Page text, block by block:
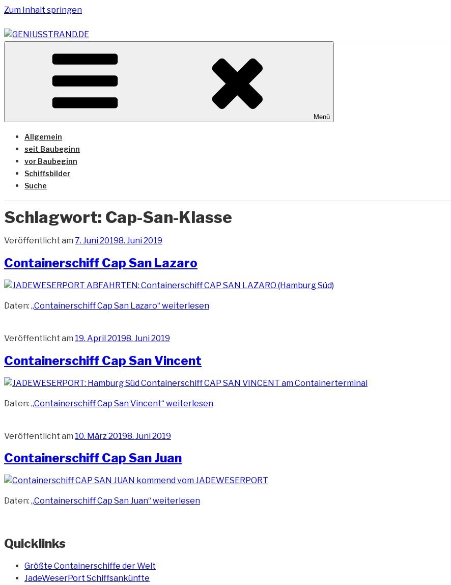
Zum Inhalt springen
GENIUSSTRAND.DE
Vom Geniusstrand zum JadeWeserPort/Container Terminal Wilhelmshaven
Menü
Allgemein
seit Baubeginn
vor Baubeginn
Schiffsbilder
Suche
Schlagwort: Cap-San-Klasse
Veröffentlicht am 7. Juni 20198. Juni 2019
Containerschiff Cap San Lazaro
Daten: „Containerschiff Cap San Lazaro“weiterlesen
Veröffentlicht am 19. April 20198. Juni 2019
Containerschiff Cap San Vincent
Daten: „Containerschiff Cap San Vincent“weiterlesen
Veröffentlicht am 10. März 20198. Juni 2019
Containerschiff Cap San Juan
Daten: „Containerschiff Cap San Juan“weiterlesen
Quicklinks
Größte Containerschiffe der Welt
JadeWeserPort Schiffsankünfte